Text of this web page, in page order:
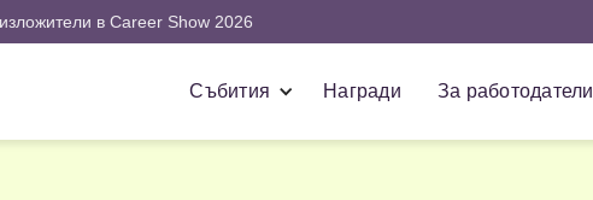
в Career Show 2026
Събития Награди За работодатели